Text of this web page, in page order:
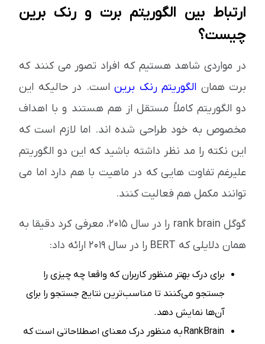
ارتباط بین الگوریتم برت و رنک برین
چیست؟
در مواردی شاهد هستیم که افراد تصور می کنند که
برت همان الگوریتم رنک برین است. در حالیکه این
دو الگوریتم کاملاً مستقل از هم هستند و با اهداف
مخصوص به خود طراحی شده اند. اما لازم است که
این نکته را مد نظر داشته باشید که این دو الگوریتم
علیرغم تفاوت هایی که در ماهیت با هم دارد اما می
توانند مکمل هم فعالیت کنند.
گوگل rank brain
را در سال ۲۰۱۵، معرفی کرد دقیقا به
همان دلایلی که BERT را در سال ۲۰۱۹ ارائه داد:
برای درک بهتر منظور کاربران که واقعا چه چیزی را
جستجو می‌کنند تا مناسب‌ترین نتایج جستجو را برای
آن‌ها نمایش دهد.
RankBrainبه منظور درک معنای اصطلاحاتی است که